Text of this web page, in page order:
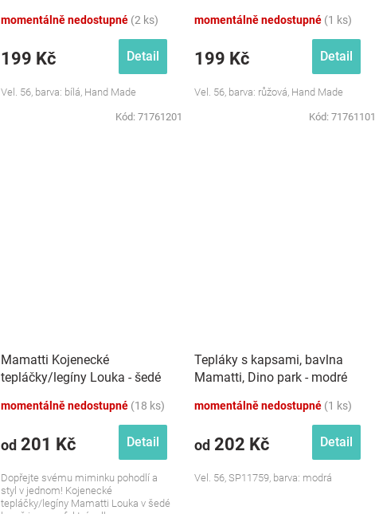
momentálně nedostupné (2 ks)
199 Kč Detail
Vel. 56, barva: bílá, Hand Made
Kód: 71761201
momentálně nedostupné (1 ks)
199 Kč Detail
Vel. 56, barva: růžová, Hand Made
Kód: 71761101
Mamatti Kojenecké
tepláčky/legíny Louka - šedé
momentálně nedostupné (18 ks)
od 201 Kč Detail
Dopřejte svému miminku pohodlí a
styl v jednom! Kojenecké
tepláčky/legíny Mamatti Louka v šedé
Tepláky s kapsami, bavlna
Mamatti, Dino park - modré
momentálně nedostupné (1 ks)
od 202 Kč Detail
Vel. 56, SP11759, barva: modrá